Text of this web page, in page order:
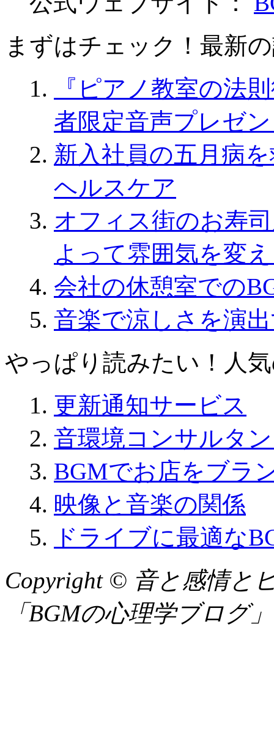
まずはチェック！最新
『ピアノ教室の法
者限定音声プレゼ
新入社員の五月病
ヘルスケア
オフィス街のお寿
よって雰囲気を変
会社の休憩室での
音楽で涼しさを演
やっぱり読みたい！人
更新通知サービス
音環境コンサルタ
BGMでお店をブラ
映像と音楽の関係
ドライブに最適な
Copyright © 音と感情と
「BGMの心理学ブログ